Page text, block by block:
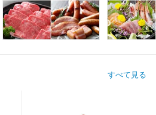
すべて見る